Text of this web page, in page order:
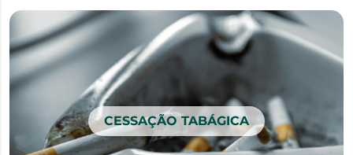
CESSAÇÃO TABÁGICA